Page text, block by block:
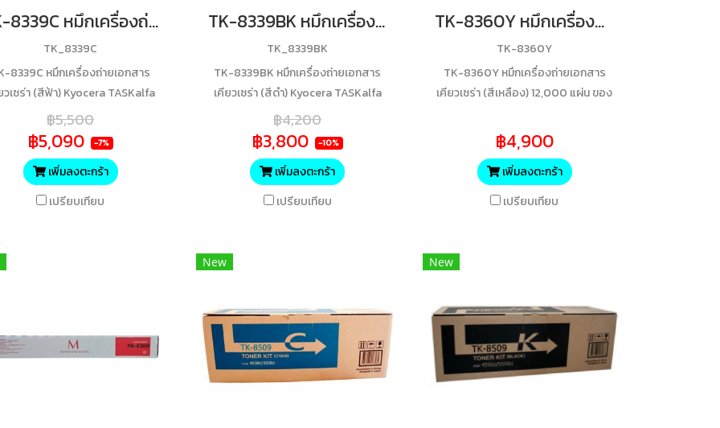
TK-8339C หมึกเครื่องถ่ายเอกสารเคียวเซร่า (สีฟ้า) ของแท้ ประกันศูนย์
TK_8339C
8339C หมึกเครื่องถ่ายเอกสาร
วเซร่า (สีฟ้า) Kyocera TASKalfa
3253ci ปริมาณการพิมพ์
แผ่น ของแท้ ประกันศูนย์
฿5,500
฿5,090 -7%
เพิ่มลงตะกร้า
เปรียบเทียบ
TK-8339BK หมึกเครื่องถ่ายเอกสารเคียวเซร่า (สีดำ) ของแท้ ประกันศูนย์
TK_8339BK
TK-8339BK หมึกเครื่องถ่ายเอกสาร
เคียวเซร่า (สีดำ) Kyocera TASKalfa
3252ci/ 3253ci ของแท้ ประกันศูนย์
฿4,200
฿3,800 -10%
เพิ่มลงตะกร้า
เปรียบเทียบ
TK-8360Y หมึกเครื่องถ่ายเอกสารเคียวเซร่า (สีเหลือง) 12,000 แผ่น ของแท้ ประกันศูนย์
TK-8360Y
TK-8360Y หมึกเครื่องถ่ายเอกสาร
เคียวเซร่า (สีเหลือง) 12,000 แผ่น ของ
฿4,900
เพิ่มลงตะกร้า
เปรียบเทียบ
New New